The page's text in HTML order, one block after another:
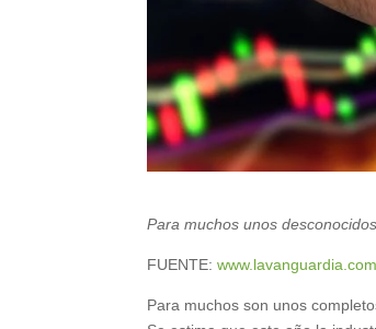
Para muchos unos
FUENTE:www.lavanguardia.com
Para muchos son unos